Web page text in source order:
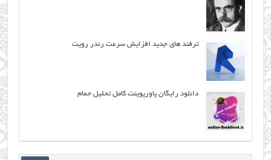
ترفند های جدید افزایش سرعت رندر رویت
دانلود رایگان پاورپوینت کامل تحلیل حمام